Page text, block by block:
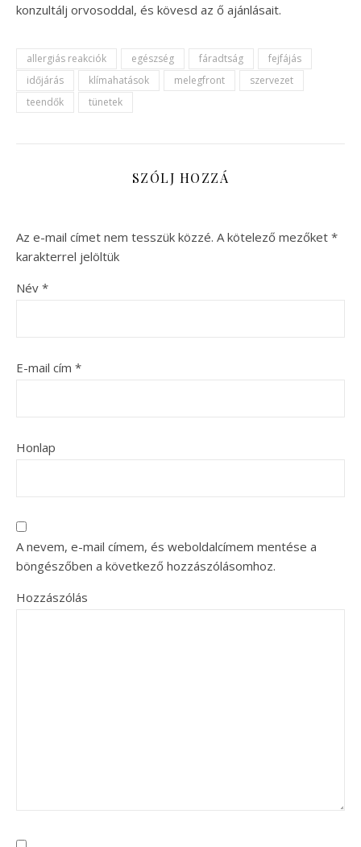
konzultálj orvosoddal, és kövesd az ő ajánlásait.
allergiás reakciók egészség fáradtság
fejfájás
időjárás
klímahatások melegfront
szervezet
teendők
tünetek
SZÓLJ HOZZÁ
Az e-mail címet nem tesszük közzé. A kötelező mezőket *
karakterrel jelöltük
Név *
E-mail cím *
Honlap
A nevem, e-mail címem, és weboldalcímem mentése a
böngészőben a következő hozzászólásomhoz.
Hozzászólás